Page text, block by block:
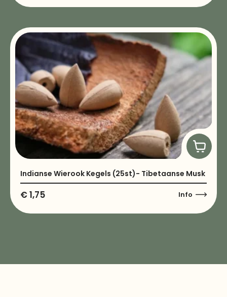
Indianse Wierook Kegels (25st)- Tibetaanse Musk
€1,75 Info